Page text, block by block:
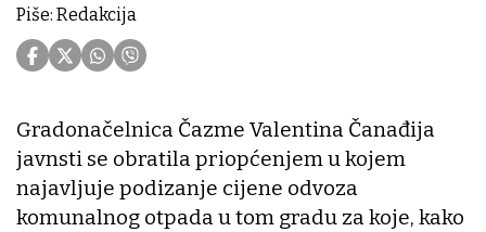
Piše: Redakcija
Gradonačelnica Čazme Valentina Čanađija
javnsti se obratila priopćenjem u kojem
najavljuje podizanje cijene odvoza
komunalnog otpada u tom gradu za koje, kako